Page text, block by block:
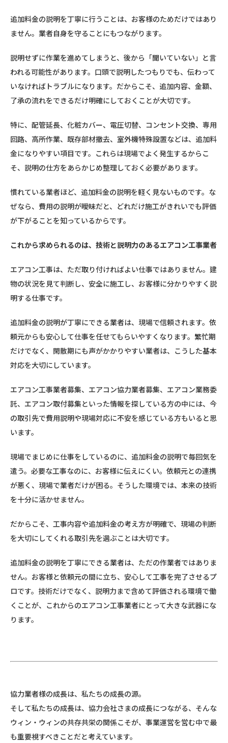
追加料金の説明を丁寧に行うことは、お客様のためだけではあり
ません。業者自身を守ることにもつながります。
説明せずに作業を進めてしまうと、後から「聞いていない」と言
われる可能性があります。口頭で説明したつもりでも、伝わって
いなければトラブルになります。だからこそ、追加内容、金額、
了承の流れをできるだけ明確にしておくことが大切です。
特に、配管延長、化粧カバー、電圧切替、コンセント交換、専用
回路、高所作業、既存部材撤去、室外機特殊設置などは、追加料
金になりやすい項目です。これらは現場でよく発生するからこ
そ、説明の仕方をあらかじめ整理しておく必要があります。
慣れている業者ほど、追加料金の説明を軽く見ないものです。な
ぜなら、費用の説明が曖昧だと、どれだけ施工がきれいでも評価
が下がることを知っているからです。
これから求められるのは、技術と説明力のあるエアコン工事業者
エアコン工事は、ただ取り付ければよい仕事ではありません。建
物の状況を見て判断し、安全に施工し、お客様に分かりやすく説
明する仕事です。
追加料金の説明が丁寧にできる業者は、現場で信頼されます。依
頼元からも安心して仕事を任せてもらいやすくなります。繁忙期
だけでなく、閑散期にも声がかかりやすい業者は、こうした基本
対応を大切にしています。
エアコン工事業者募集、エアコン協力業者募集、エアコン業務委
託、エアコン取付募集といった情報を探している方の中には、今
の取引先で費用説明や現場対応に不安を感じている方もいると思
います。
現場でまじめに仕事をしているのに、追加料金の説明で毎回気を
遣う。必要な工事なのに、お客様に伝えにくい。依頼元との連携
が悪く、現場で業者だけが困る。そうした環境では、本来の技術
を十分に活かせません。
だからこそ、工事内容や追加料金の考え方が明確で、現場の判断
を大切にしてくれる取引先を選ぶことは大切です。
追加料金の説明を丁寧にできる業者は、ただの作業者ではありま
せん。お客様と依頼元の間に立ち、安心して工事を完了させるプ
ロです。技術だけでなく、説明力まで含めて評価される環境で働
くことが、これからのエアコン工事業者にとって大きな武器にな
ります。
協力業者様の成長は、私たちの成長の源。
そして私たちの成長は、協力会社さまの成長につながる、そんな
ウィン・ウィンの共存共栄の関係こそが、事業運営を営む中で最
も重要視すべきことだと考えています。